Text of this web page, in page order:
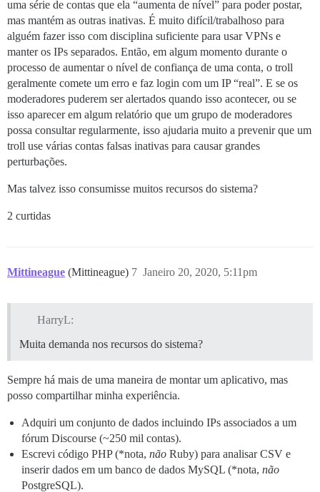
uma série de contas que ela “aumenta de nível” para poder postar,
mas mantém as outras inativas. É muito difícil/trabalhoso para
alguém fazer isso com disciplina suficiente para usar VPNs e
manter os IPs separados. Então, em algum momento durante o
processo de aumentar o nível de confiança de uma conta, o troll
geralmente comete um erro e faz login com um IP “real”. E se os
moderadores puderem ser alertados quando isso acontecer, ou se
isso aparecer em algum relatório que um grupo de moderadores
possa consultar regularmente, isso ajudaria muito a prevenir que um
troll use várias contas falsas inativas para causar grandes
perturbações.
Mas talvez isso consumisse muitos recursos do sistema?
2 curtidas
Mittineague (Mittineague) Janeiro 20, 2020, 5:11pm
7
HarryL:
Muita demanda nos recursos do sistema?
Sempre há mais de uma maneira de montar um aplicativo, mas
posso compartilhar minha experiência.
Adquiri um conjunto de dados incluindo IPs associados a um
fórum Discourse (~250 mil contas).
Escrevi código PHP (*nota, não Ruby) para analisar CSV e
inserir dados em um banco de dados MySQL (*nota, não
PostgreSQL).